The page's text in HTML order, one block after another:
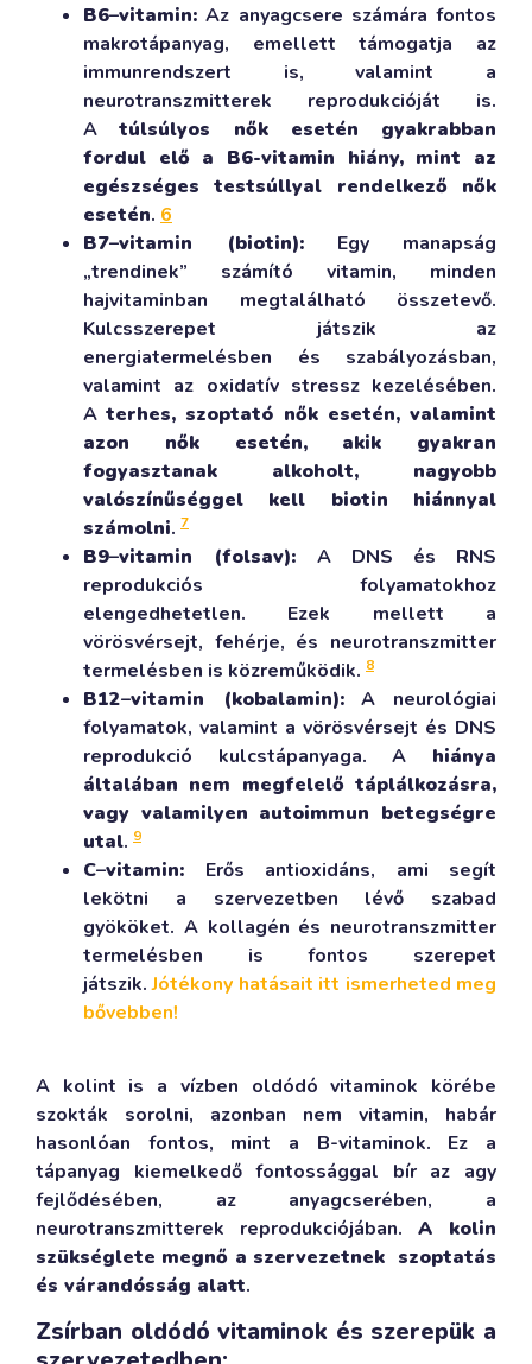
B6–vitamin: Az anyagcsere számára fontos
makrotápanyag, emellett támogatja az
immunrendszert is, valamint a
neurotranszmitterek reprodukcióját is.
Atúlsúlyos nők esetén gyakrabban
fordul elő a B6-vitamin hiány, mint az
egészséges testsúllyal rendelkező nők
esetén. 6
B7–vitamin (biotin): Egy manapság
„trendinek” számító vitamin, minden
hajvitaminban megtalálható összetevő.
Kulcsszerepet játszik az
energiatermelésben és szabályozásban,
valamint az oxidatív stressz kezelésében.
Aterhes, szoptató nők esetén, valamint
azon nők esetén, akik gyakran
fogyasztanak alkoholt, nagyobb
valószínűséggel kell biotin hiánnyal
számolni. 7
B9–vitamin (folsav): A DNS és RNS
reprodukciós folyamatokhoz
elengedhetetlen. Ezek mellett a
vörösvérsejt, fehérje, és neurotranszmitter
termelésben is közreműködik. 8
B12–vitamin (kobalamin):A neurológiai
folyamatok, valamint a vörösvérsejt és DNS
reprodukció kulcstápanyaga. A hiánya
általában nem megfelelő táplálkozásra,
vagy valamilyen autoimmun betegségre
utal. 9
C–vitamin: Erős antioxidáns, ami segít
lekötni a szervezetben lévő szabad
gyököket. A kollagén és neurotranszmitter
termelésben is fontos szerepet
játszik.Jótékony hatásait itt ismerheted meg
bővebben!
A kolint is a vízben oldódó vitaminok körébe
szokták sorolni, azonban nem vitamin, habár
hasonlóan fontos, mint a B-vitaminok. Ez a
tápanyag kiemelkedő fontossággal bír az agy
fejlődésében, az anyagcserében, a
neurotranszmitterek reprodukciójában. A kolin
szükséglete megnő a szervezetnek szoptatás
és várandósság alatt.
Zsírban oldódó vitaminok és szerepük a